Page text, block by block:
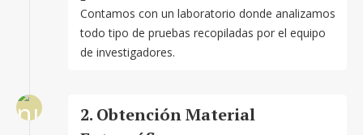
Contamos con un laboratorio donde analizamos
todo tipo de pruebas recopiladas por el equipo
de investigadores.
2. Obtención Material